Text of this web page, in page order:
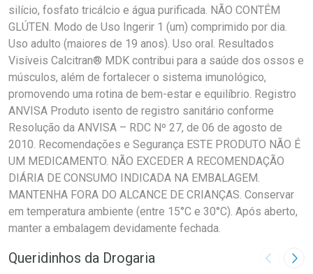
silício, fosfato tricálcio e água purificada. NÃO CONTÉM
GLÚTEN. Modo de Uso Ingerir 1 (um) comprimido por dia.
Uso adulto (maiores de 19 anos). Uso oral. Resultados
Visíveis Calcitran® MDK contribui para a saúde dos ossos e
músculos, além de fortalecer o sistema imunológico,
promovendo uma rotina de bem-estar e equilíbrio. Registro
ANVISA Produto isento de registro sanitário conforme
Resolução da ANVISA – RDC Nº 27, de 06 de agosto de
2010. Recomendações e Segurança ESTE PRODUTO NÃO É
UM MEDICAMENTO. NÃO EXCEDER A RECOMENDAÇÃO
DIÁRIA DE CONSUMO INDICADA NA EMBALAGEM.
MANTENHA FORA DO ALCANCE DE CRIANÇAS. Conservar
em temperatura ambiente (entre 15°C e 30°C). Após aberto,
manter a embalagem devidamente fechada.
Queridinhos da Drogaria Imagem